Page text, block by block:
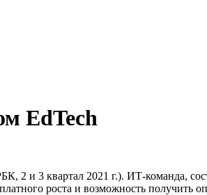
EdTech
2 и 3 квартал 2021 г.). ИТ-команда,
роста и возможность получить